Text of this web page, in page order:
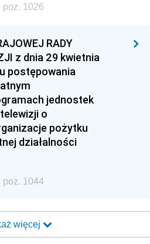
poz. 1026
RADY
z dnia 29 kwietnia
postępowania
jednostek
o
pożytku
działalności
poz. 1044
więcej